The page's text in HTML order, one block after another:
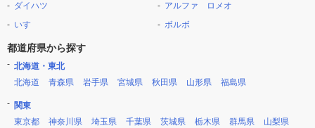
ダイハツ
いすゞ
アルファ ロメオ
ボルボ
都道府県から探す
北海道・東北
北海道
青森県 岩手県 宮城県 秋田県 山形県 福島県
関東
東京都
神奈川県 埼玉県 千葉県 茨城県 栃木県 群馬県 山梨県